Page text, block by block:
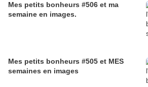
Mes petits bonheurs #506 et ma
semaine en images.
Mes petits bonheurs #505 et MES
semaines en images